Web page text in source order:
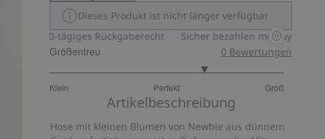
Dieses Produkt ist nicht länger verfügbar
30-tägiges Rückgaberecht Sicher bezahlen mit PayPal & Apple
Größentreu
Klein Perfekt Groß
von
9
0 Bewertungen
Artikelbeschreibung
Hose mit kleinen Blumen von Newbie aus dünnem